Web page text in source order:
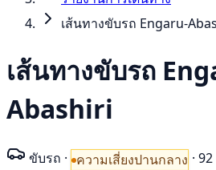
เส้นทางขับรถ Engaru-
เส้นทางขับรถ
Abashiri
ขับรถ · ความเสี่ยงปานกลาง ·